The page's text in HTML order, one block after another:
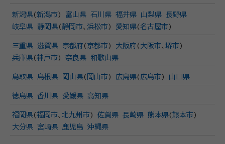
新潟県(新潟市) 富山県 石川県 福井県 山梨県 長野県
岐阜県
静岡県( 静岡市、 浜松市) 愛知県( 名古屋市)
三重県 滋賀県 京都府( 京都市) 大阪府( 大阪市、 堺市)
兵庫県(神戸市) 奈良県 和歌山県
鳥取県 島根県 岡山県( 岡山市) 広島県( 広島市) 山口県
徳島県 香川県 愛媛県 高知県
福岡県(福岡市、 北九州市) 佐賀県 長崎県 熊本県(熊本市)
大分県
宮崎県 鹿児島 沖縄県